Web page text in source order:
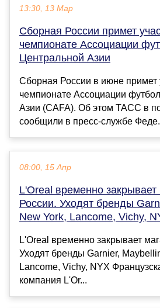
13:30, 13 Мар
Сборная России примет
чемпионате Ассоциации
Центральной Азии
Сборная России в июне примет
чемпионате Ассоциации
Азии (CAFA). Об этом ТАСС в
сообщили в пресс-службе
08:00, 15 Апр
L'Oreal временно закрывает
России. Уходят бренды
New York, Lancome, Vichy,
L'Oreal временно закрывает
Уходят бренды Garnier,
Lancome, Vichy, NYX
компания L'Or...